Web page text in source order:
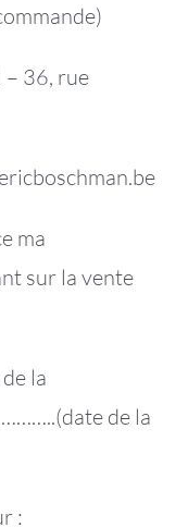
– 36, rue
ma
sur la vente
la
de la
: